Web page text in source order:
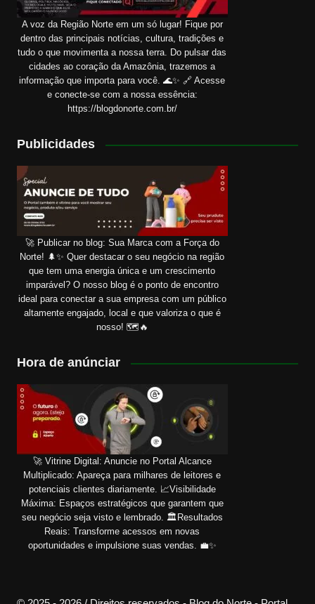
A voz da Região Norte em um só lugar! Fique por
dentro das principais notícias, cultura, tradições e
tudo o que movimenta a nossa terra. Do pulsar das
cidades ao coração da Amazônia, trazemos a
informação que importa para você. 🌊✨ 🔗 Acesse
e conecte-se com a nossa essência:
https://blogdonorte.com.br/
Publicidades
🚀 Publicar no blog: Sua Marca com a Força do
Norte! 🌲✨ Quer destacar o seu negócio na região
que tem uma energia única e um crescimento
imparável? O nosso blog é o ponto de encontro
ideal para conectar a sua empresa com um público
altamente engajado, local e que valoriza o que é
nosso! 🗺️🔥
Hora de anúnciar
🚀 Vitrine Digital: Anuncie no Portal Alcance
Multiplicado: Apareça para milhares de leitores e
potenciais clientes diariamente. 📈Visibilidade
Máxima: Espaços estratégicos que garantem que
seu negócio seja visto e lembrado. 🏛️Resultados
Reais: Transforme acessos em novas
oportunidades e impulsione suas vendas. 💼✨